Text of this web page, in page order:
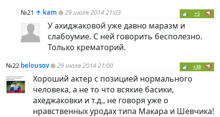
№21 ↑ kam 29 июля 2014 21:03 +5
У ахиджаковой уже давно маразм и
слабоумие. С ней говорить бесполезно.
Только крематорий.
№22 belousov 29 июля 2014 21:00 +10
Хороший актер с позицией нормального
человека, а не то что всякие басики,
ахеджаковки и т.д., не говоря уже о
нравственных уродах типа Макара и Шевчика!